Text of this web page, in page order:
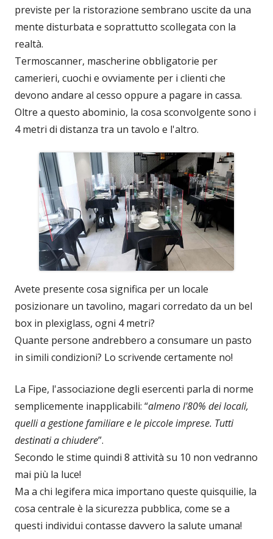
previste per la ristorazione sembrano uscite da una
mente disturbata e soprattutto scollegata con la
realtà.
Termoscanner, mascherine obbligatorie per
camerieri, cuochi e ovviamente per i clienti che
devono andare al cesso oppure a pagare in cassa.
Oltre a questo abominio, la cosa sconvolgente sono i
4 metri di distanza tra un tavolo e l'altro.
Avete presente cosa significa per un locale
posizionare un tavolino, magari corredato da un bel
box in plexiglass, ogni 4 metri?
Quante persone andrebbero a consumare un pasto
in simili condizioni? Lo scrivende certamente no!
La Fipe, l'associazione degli esercenti parla di norme
semplicemente inapplicabili: “almeno l'80% dei locali,
quelli a gestione familiare e le piccole imprese. Tutti
destinati a chiudere”.
Secondo le stime quindi 8 attività su 10 non vedranno
mai più la luce!
Ma a chi legifera mica importano queste quisquilie, la
cosa centrale è la sicurezza pubblica, come se a
questi individui contasse davvero la salute umana!